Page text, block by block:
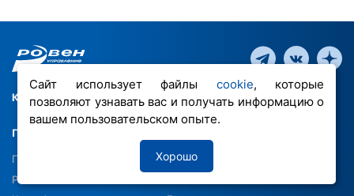
Сайт использует файлыcookie, которые
позволяют узнавать вас и получать информацию о
вашем пользовательском опыте.
Хорошо
КАТАЛОГ ПРОДУКЦИИ
ПРОЕКТИРОВЩИКАМ
Программные решения
Реализованные объекты
Производство